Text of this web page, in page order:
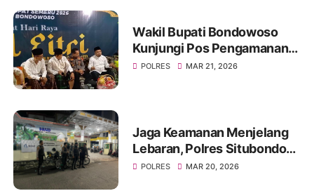
Wakil Bupati Bondowoso
Kunjungi Pos Pengamanan
Lebaran 2026
POLRES MAR 21, 2026
Jaga Keamanan Menjelang
Lebaran, Polres Situbondo
Intensifkan Patroli Sisir
POLRES MAR 20, 2026